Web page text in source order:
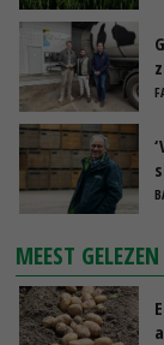
MEEST GELEZEN